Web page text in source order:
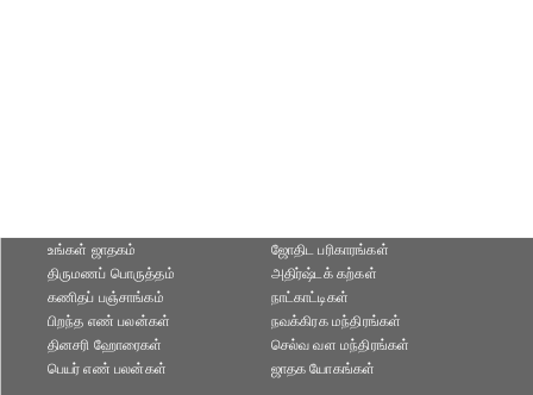
உங்கள் ஜாதகம்
திருமணப் பொருத்தம்
கணிதப் பஞ்சாங்கம்
ஜோதிட ப‌ரிகார‌ங்க‌ள்
அதிர்ஷ்டக் கற்கள்
நாட்காட்டிகள்
பிறந்த எண் பலன்கள்
தினசரி ஹோரைகள்
பெயர் எண் பலன்கள்
நவக்கிரக மந்திரங்கள்
செல்வ வள மந்திரங்கள்
ஜாதக யோகங்கள்